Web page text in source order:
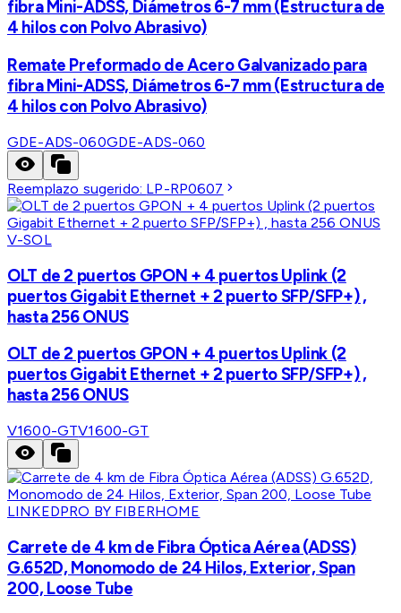
fibra Mini-ADSS, Diámetros 6-7 mm (Estructura de
4 hilos con Polvo Abrasivo)
Remate Preformado de Acero Galvanizado para
fibra Mini-ADSS, Diámetros 6-7 mm (Estructura de
4 hilos con Polvo Abrasivo)
GDE-ADS-060GDE-ADS-060
Reemplazo sugerido: LP-RP0607
V-SOL
OLT de 2 puertos GPON + 4 puertos Uplink (2
puertos Gigabit Ethernet + 2 puerto SFP/SFP+) ,
hasta 256 ONUS
OLT de 2 puertos GPON + 4 puertos Uplink (2
puertos Gigabit Ethernet + 2 puerto SFP/SFP+) ,
hasta 256 ONUS
V1600-GTV1600-GT
LINKEDPRO BY FIBERHOME
Carrete de 4 km de Fibra Óptica Aérea (ADSS)
G.652D, Monomodo de 24 Hilos, Exterior, Span
200, Loose Tube